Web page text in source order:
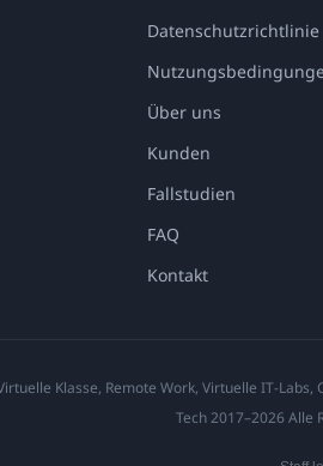
Datenschutzrichtlinie
Über uns
Kunden
Fallstudien
FAQ
Kontakt
Klasse, Remote Work, Virtuelle IT-
Tech 2017–2026 Alle